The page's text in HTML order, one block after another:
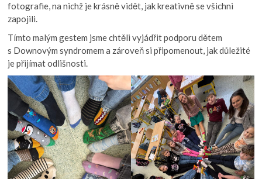
fotografie, na nichž je krásně vidět, jak kreativně se všichni
zapojili.
Tímto malým gestem jsme chtěli vyjádřit podporu dětem
s Downovým syndromem a zároveň si připomenout, jak důležité
je přijímat odlišnosti.